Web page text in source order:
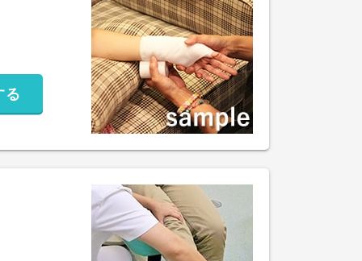
る